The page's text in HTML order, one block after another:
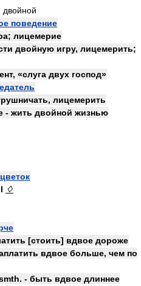
двойной
поведение
лицемерие
двойную игру, лицемерить;
«слуга двух господ»
лицемерить
- жить двойной жизнью
♢
[стоить] вдвое дороже
вдвое больше, чем по
- быть вдвое длиннее